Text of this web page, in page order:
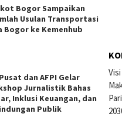
Bogor Sampaikan
Usulan Transportasi
Bogor ke Kemenhub
dan AFPI Gelar
Jurnalistik Bahas
Inklusi Keuangan, dan
Publik